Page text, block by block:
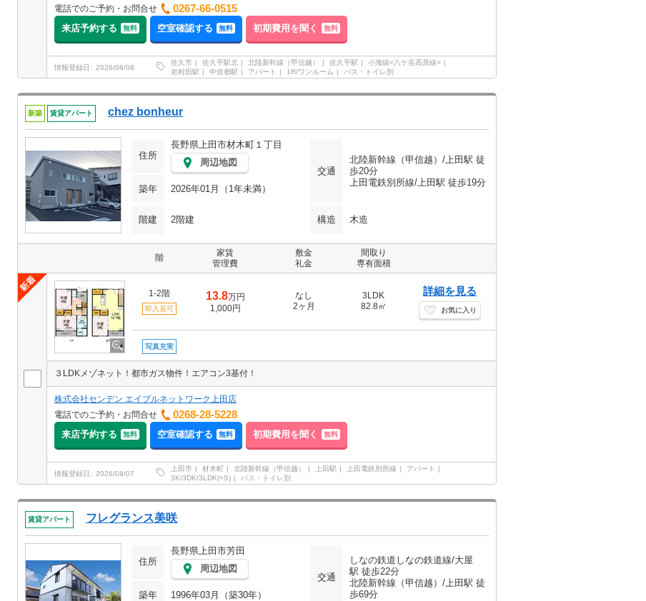
電話でのご予約・お問合せ
0267-66-0515
来店予約する 無料 空室確認する 無料 初期費用を聞く 無料
情報登録日 2026/08/08
佐久市 佐久平駅北 北陸新幹線（甲信越） 佐久平駅
小海線<八ケ岳高原線>
岩村田駅
中佐都駅 アパート 1R/ワンルーム バス・トイレ別
新築 賃貸アパート chez bonheur
住所
長野県上田市材木町１丁目
周辺地図
交通
北陸新幹線（甲信越）/上田駅 徒
歩20分
上田電鉄別所線/上田駅 徒歩19分
築年 2026年01月（1年未満）
階建 2階建 構造 木造
階
家賃
管理費
敷金
礼金
間取り
専有面積
1-2階
即入居可
13.8万円
1,000円
なし
2ヶ月
3LDK
82.8㎡
詳細を見る
お気に入り
写真充実
３LDKメゾネット！都市ガス物件！エアコン3基付！
株式会社センデン エイブルネットワーク上田店
電話でのご予約・お問合せ
0268-28-5228
来店予約する 無料 空室確認する 無料 初期費用を聞く 無料
情報登録日 2026/08/07
上田市 材木町 北陸新幹線（甲信越） 上田駅 上田電鉄別所線
アパート
3K/3DK/3LDK(+S)
バス・トイレ別
賃貸アパート フレグランス美咲
住所
長野県上田市芳田
周辺地図
交通
しなの鉄道しなの鉄道線/大屋
駅 徒歩22分
北陸新幹線（甲信越）/上田駅 徒
歩69分
築年 1996年03月（築30年）